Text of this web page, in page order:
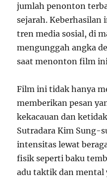
jumlah penonton
sejarah. Keberhasilan
tren media sosial, di
mengunggah angka
saat menonton film
Film ini tidak hanya
memberikan pesan
kekacauan dan
Sutradara Kim Sung-
intensitas lewat
fisik seperti baku
adu taktik dan mental